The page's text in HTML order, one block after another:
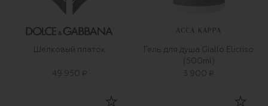
Шелковый платок
49 950 ₽
ACCA KAPPA
Гель для душа Giallo Elicriso
(500ml)
3 900 ₽